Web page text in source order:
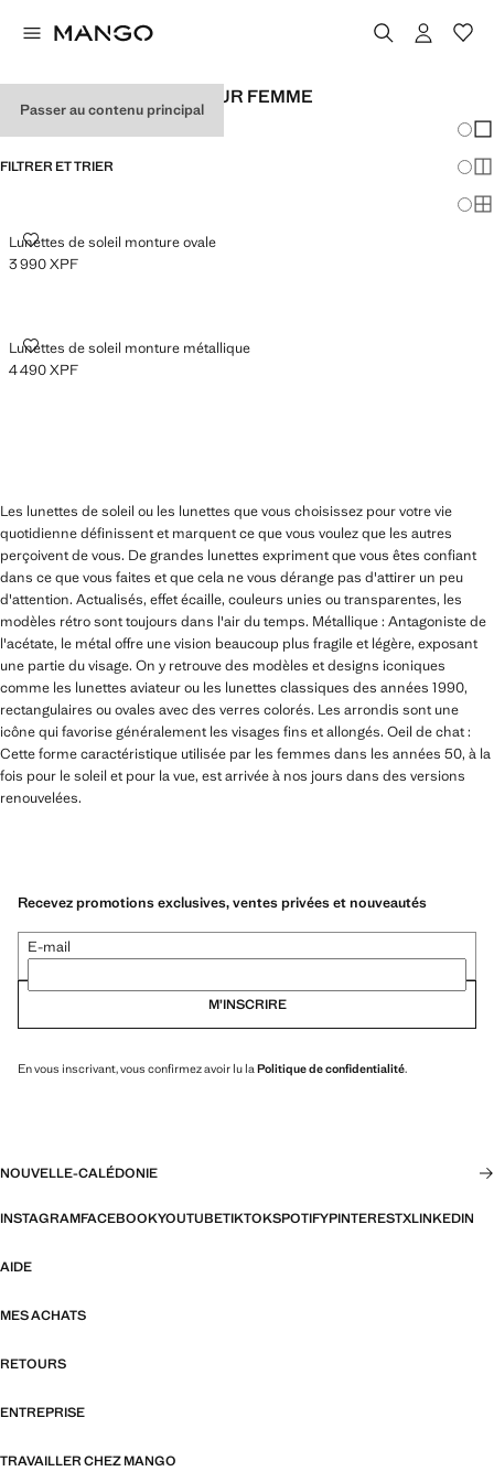
Passer au contenu principal
LUNETTES DE SOLEIL POUR FEMME
FILTRER ET TRIER
Lunettes de soleil monture ovale
LUNETTES DE SOLEIL MONTURE OVALE
Prix actuel [3 990 XPF ]
3 990 XPF
Lunettes de soleil monture métallique
LUNETTES DE SOLEIL MONTURE MÉTALLIQUE
Prix actuel [4 490 XPF ]
4 490 XPF
Les lunettes de soleil ou les lunettes que vous choisissez pour votre vie
quotidienne définissent et marquent ce que vous voulez que les autres
perçoivent de vous. De grandes lunettes expriment que vous êtes confiant
dans ce que vous faites et que cela ne vous dérange pas d'attirer un peu
d'attention. Actualisés, effet écaille, couleurs unies ou transparentes, les
modèles rétro sont toujours dans l'air du temps. Métallique : Antagoniste de
l'acétate, le métal offre une vision beaucoup plus fragile et légère, exposant
une partie du visage. On y retrouve des modèles et designs iconiques
comme les lunettes aviateur ou les lunettes classiques des années 1990,
rectangulaires ou ovales avec des verres colorés. Les arrondis sont une
icône qui favorise généralement les visages fins et allongés. Oeil de chat :
Cette forme caractéristique utilisée par les femmes dans les années 50, à la
fois pour le soleil et pour la vue, est arrivée à nos jours dans des versions
renouvelées.
Recevez promotions exclusives, ventes privées et nouveautés
E-mail
M’INSCRIRE
En vous inscrivant, vous confirmez avoir lu la Politique de confidentialité.
NOUVELLE-CALÉDONIE
INSTAGRAMFACEBOOKYOUTUBETIKTOKSPOTIFYPINTERESTXLINKEDIN
AIDE
MES ACHATS
RETOURS
ENTREPRISE
TRAVAILLER CHEZ MANGO